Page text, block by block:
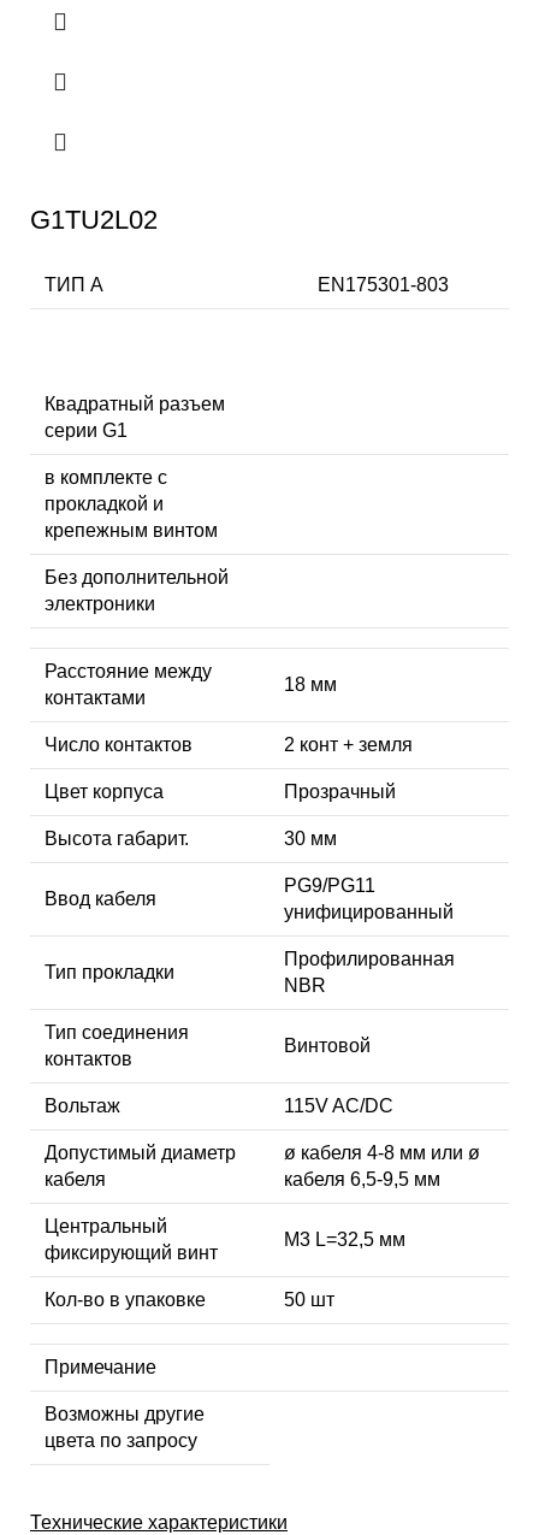
G1TU2L02
ТИП А EN175301-803
Квадратный разъем
серии G1
в комплекте с
прокладкой и
крепежным винтом
Без дополнительной
электроники
Расстояние между
контактами
18 мм
Число контактов 2 конт + земля
Цвет корпуса Прозрачный
Высота габарит. 30 мм
Ввод кабеля
PG9/PG11
унифицированный
Тип прокладки
Профилированная
NBR
Тип соединения
контактов
Винтовой
Вольтаж 115V AC/DC
Допустимый диаметр
кабеля
ø кабеля 4-8 мм или ø
кабеля 6,5-9,5 мм
Центральный
фиксирующий винт
М3 L=32,5 мм
Кол-во в упаковке 50 шт
Примечание
Возможны другие
цвета по запросу
Технические характеристики